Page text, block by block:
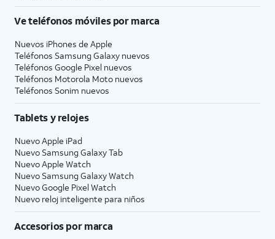
Ve teléfonos móviles por marca
Nuevos iPhones de Apple
Teléfonos Samsung Galaxy nuevos
Teléfonos Google Pixel nuevos
Teléfonos Motorola Moto nuevos
Teléfonos Sonim nuevos
Tablets y relojes
Nuevo Apple iPad
Nuevo Samsung Galaxy Tab
Nuevo Apple Watch
Nuevo Samsung Galaxy Watch
Nuevo Google Pixel Watch
Nuevo reloj inteligente para niños
Accesorios por marca